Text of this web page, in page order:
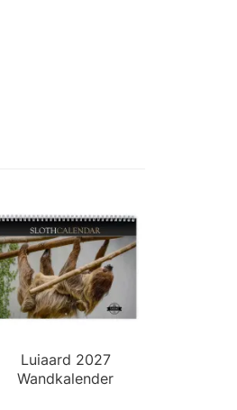
Luiaard 2027
Wandkalender